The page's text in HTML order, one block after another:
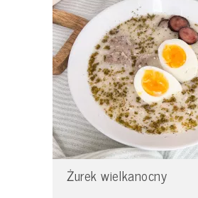
Żurek wielkanocny